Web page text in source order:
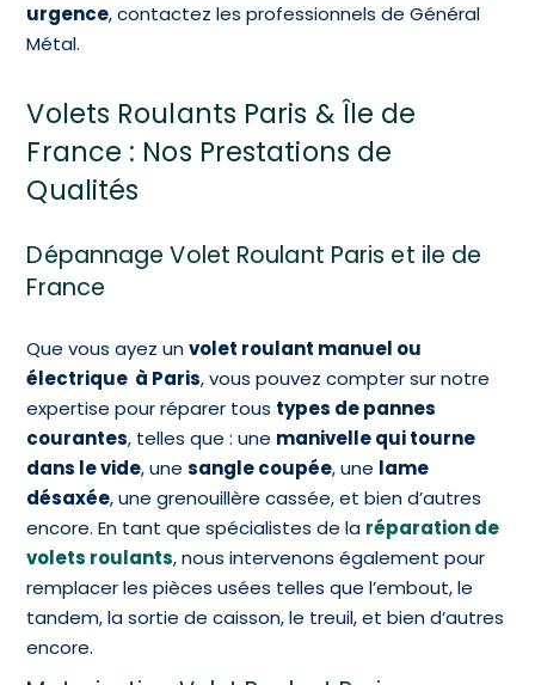
urgence, contactez les professionnels de Général
Métal.
Volets Roulants Paris & Île de
France : Nos Prestations de
Qualités
Dépannage Volet Roulant Paris et ile de
France
Que vous ayez unvolet roulant manuel ou
électrique à Paris, vous pouvez compter sur notre
expertise pour réparer tous types de pannes
courantes, telles que : une manivelle qui tourne
dans le vide, unesangle coupée, une lame
désaxée, une grenouillère cassée, et bien d’autres
encore. En tant que spécialistes de la réparation de
volets roulants, nous intervenons également pour
remplacer les pièces usées telles que l’embout, le
tandem, la sortie de caisson, le treuil, et bien d’autres
encore.